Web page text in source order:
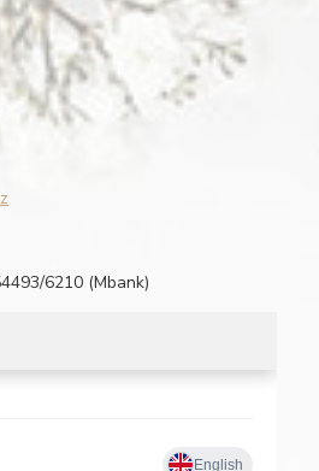
6210 (Mbank)